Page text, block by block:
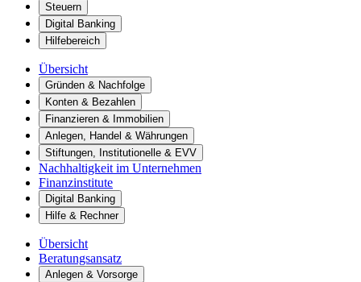
Steuern
Digital Banking
Hilfebereich
Übersicht
Gründen & Nachfolge
Konten & Bezahlen
Finanzieren & Immobilien
Anlegen, Handel & Währungen
Stiftungen, Institutionelle & EVV
Nachhaltigkeit im Unternehmen
Finanzinstitute
Digital Banking
Hilfe & Rechner
Übersicht
Beratungsansatz
Anlegen & Vorsorge